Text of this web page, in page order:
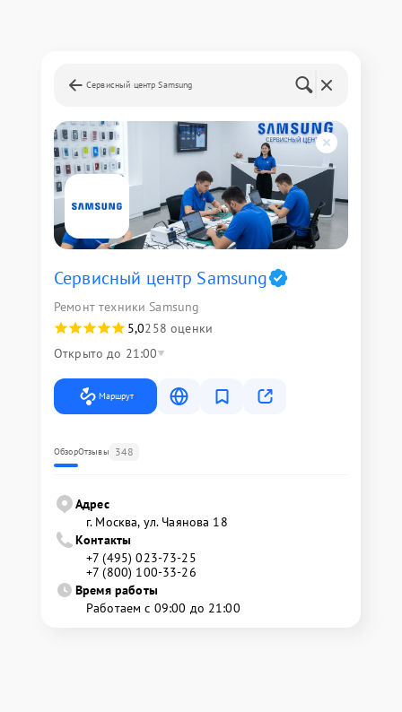
Сервисный центр Samsung
Сервисный центр Samsung
Ремонт техники Samsung
5,0258 оценки
Открыто до 21:00
Маршрут
ОбзорОтзывы 348
Адрес
г. Москва, ул. Чаянова 18
Контакты
+7 (495) 023-73-25
+7 (800) 100-33-26
Время работы
Работаем с 09:00 до 21:00